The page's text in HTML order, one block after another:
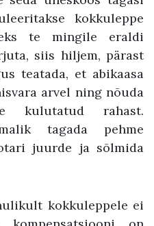
kokkuleppe
te mingile eraldi
siis hiljem, pärast
teatada, et abikaasa
arvel ning nõuda
kulutatud rahast.
tagada pehme
juurde ja sõlmida
kokkuleppele ei